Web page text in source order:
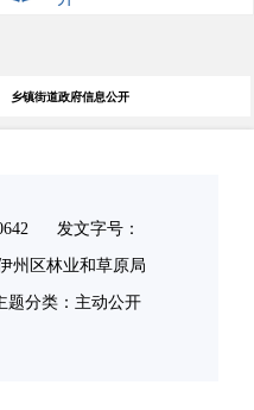
乡镇街道政府信息公开
发文字号：
州区林业和草原局
题分类：主动公开